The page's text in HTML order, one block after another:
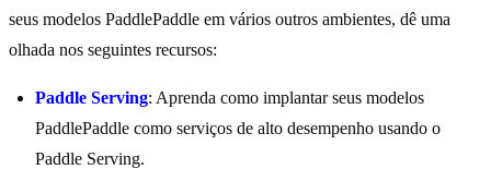
seus modelos PaddlePaddle em vários outros ambientes, dê uma
olhada nos seguintes recursos:
Paddle Serving: Aprenda como implantar seus modelos
PaddlePaddle como serviços de alto desempenho usando o
Paddle Serving.